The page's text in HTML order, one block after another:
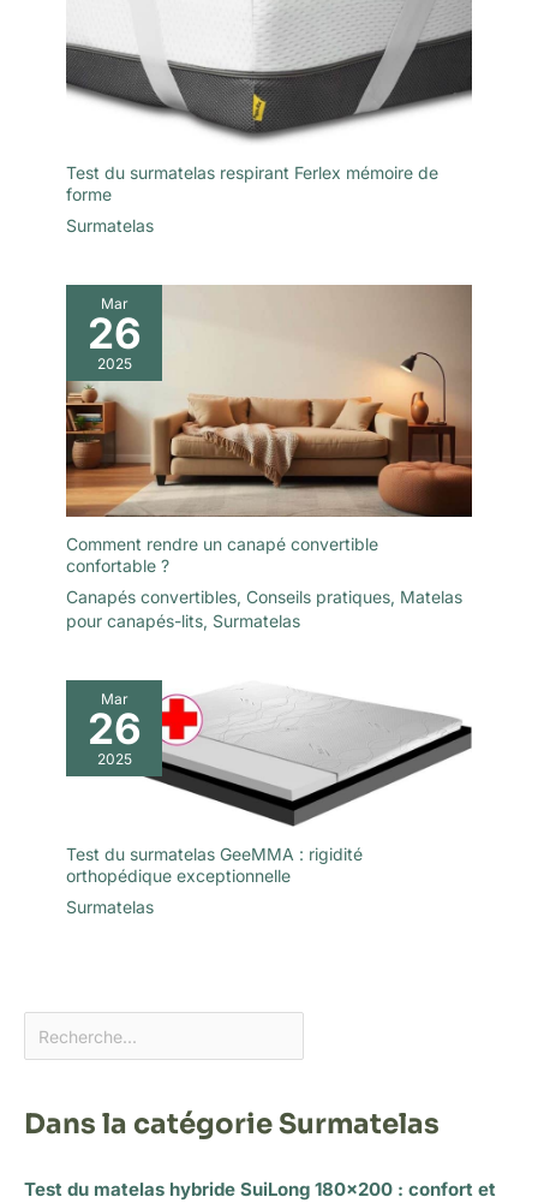
question, notre service client est
toujours prêt à offrir toute
l’assistance nécessaire afin de
garantir la meilleure expérience
d’achat possible
pleinement ses propriétés et sa
hauteur d’origine. Pour toute
question, notre service client est
toujours prêt à offrir toute
l’assistance nécessaire afin de
garantir la meilleure expérience
d’achat possible
Test du surmatelas respirant Ferlex mémoire de
forme
Surmatelas
Mar
26
2025
Comment rendre un canapé convertible
confortable ?
Canapés convertibles, Conseils pratiques, Matelas
pour canapés-lits, Surmatelas
Mar
26
2025
Test du surmatelas GeeMMA : rigidité
orthopédique exceptionnelle
Surmatelas
Dans la catégorie Surmatelas
Test du matelas hybride SuiLong 180×200 : confort et